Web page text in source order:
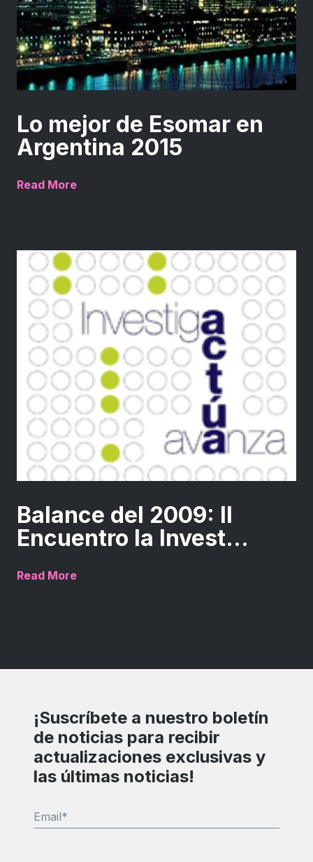
Lo mejor de Esomar en
Argentina 2015
Read More
Balance del 2009: II
Encuentro la Invest...
Read More
¡Suscríbete a nuestro boletín
de noticias para recibir
actualizaciones exclusivas y
las últimas noticias!
Email*